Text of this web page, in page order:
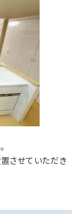
させていただき